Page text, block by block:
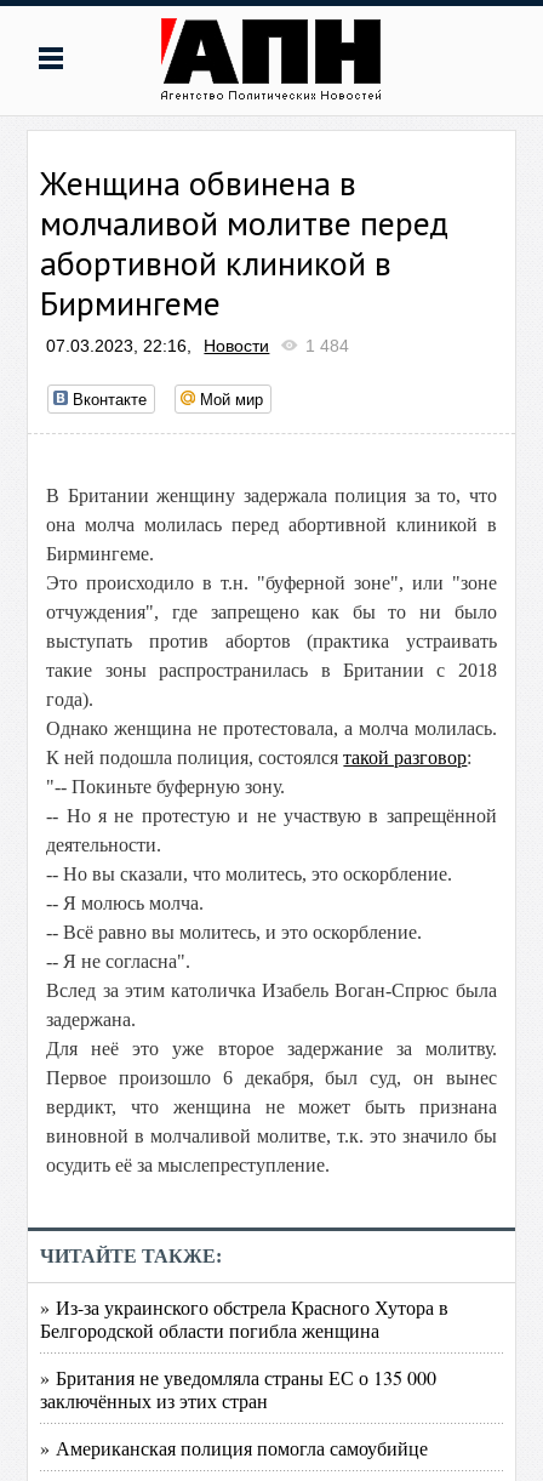
Женщина обвинена в
молчаливой молитве перед
абортивной клиникой в
Бирмингеме
07.03.2023, 22:16, Новости 1 484
Вконтакте Мой мир
В Британии женщину задержала полиция за то, что
она молча молилась перед абортивной клиникой в
Бирмингеме.
Это происходило в т.н. "буферной зоне", или "зоне
отчуждения", где запрещено как бы то ни было
выступать против абортов (практика устраивать
такие зоны распространилась в Британии с 2018
года).
Однако женщина не протестовала, а молча молилась.
К ней подошла полиция, состоялсятакой разговор:
"-- Покиньте буферную зону.
-- Но я не протестую и не участвую в запрещённой
деятельности.
-- Но вы сказали, что молитесь, это оскорбление.
-- Я молюсь молча.
-- Всё равно вы молитесь, и это оскорбление.
-- Я не согласна".
Вслед за этим католичка Изабель Воган-Спрюс была
задержана.
Для неё это уже второе задержание за молитву.
Первое произошло 6 декабря, был суд, он вынес
вердикт, что женщина не может быть признана
виновной в молчаливой молитве, т.к. это значило бы
осудить её за мыслепреступление.
ЧИТАЙТЕ ТАКЖЕ:
» Из-за украинского обстрела Красного Хутора в
Белгородской области погибла женщина
» Британия не уведомляла страны ЕС о 135 000
заключённых из этих стран
» Американская полиция помогла самоубийце